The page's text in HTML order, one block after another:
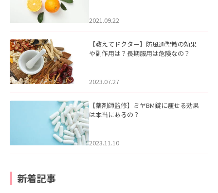
2021.09.22
【教えてドクター】防風通聖散の効果
や副作用は？長期服用は危険なの？
2023.07.27
【薬剤師監修】ミヤBM錠に痩せる効果
は本当にあるの？
2023.11.10
新着記事